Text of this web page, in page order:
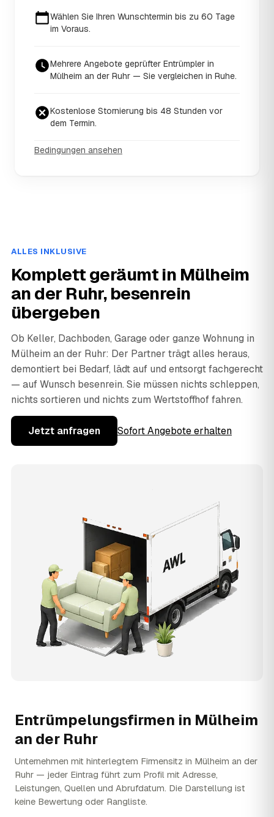
Wählen Sie Ihren Wunschtermin bis zu 60 Tage
im Voraus.
Mehrere Angebote geprüfter Entrümpler in
Mülheim an der Ruhr — Sie vergleichen in Ruhe.
Kostenlose Stornierung bis 48 Stunden vor
dem Termin.
Bedingungen ansehen
ALLES INKLUSIVE
Komplett geräumt in Mülheim
an der Ruhr, besenrein
übergeben
Ob Keller, Dachboden, Garage oder ganze Wohnung in
Mülheim an der Ruhr: Der Partner trägt alles heraus,
demontiert bei Bedarf, lädt auf und entsorgt fachgerecht
— auf Wunsch besenrein. Sie müssen nichts schleppen,
nichts sortieren und nichts zum Wertstoffhof fahren.
Jetzt anfragen Sofort Angebote erhalten
Entrümpelungsfirmen in Mülheim
an der Ruhr
Unternehmen mit hinterlegtem Firmensitz in Mülheim an der
Ruhr — jeder Eintrag führt zum Profil mit Adresse,
Leistungen, Quellen und Abrufdatum. Die Darstellung ist
keine Bewertung oder Rangliste.